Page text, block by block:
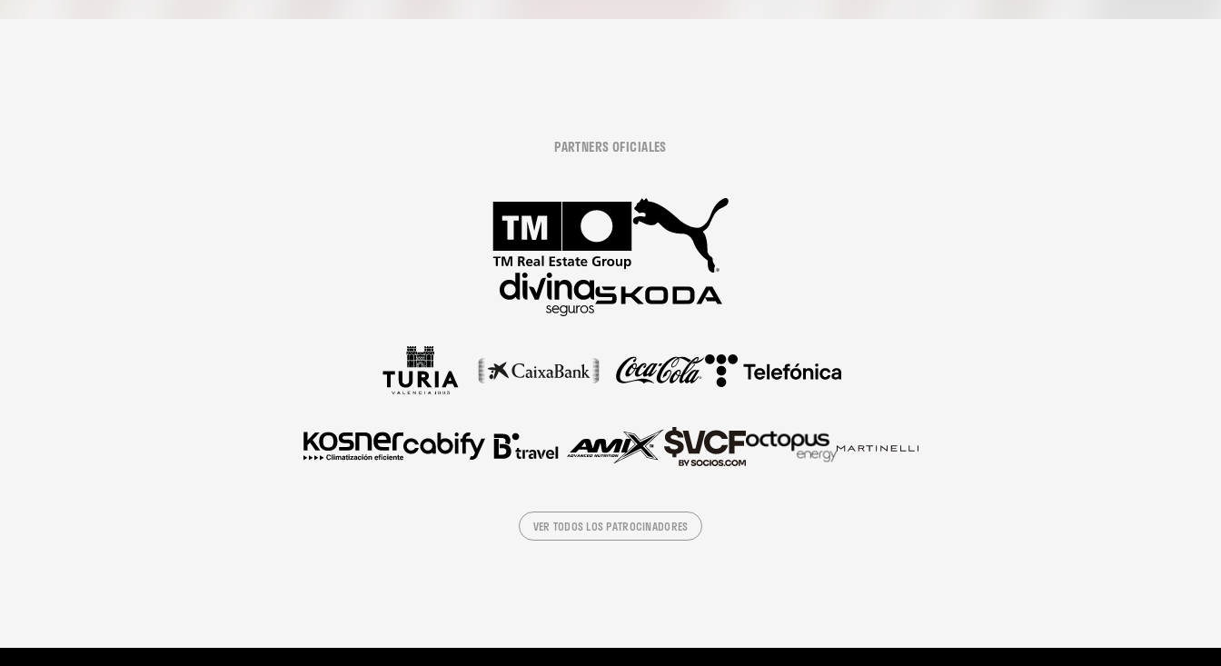
PARTNERS OFICIALES
VER TODOS LOS PATROCINADORES